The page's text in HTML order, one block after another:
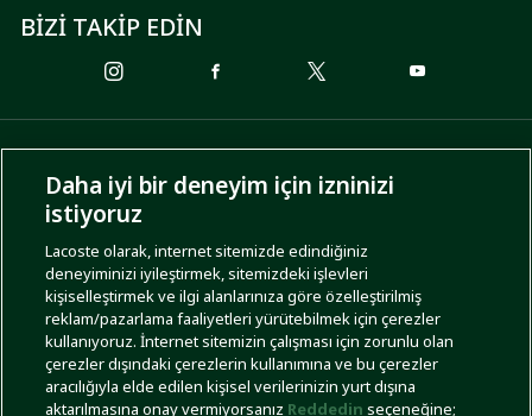
BİZİ TAKİP EDİN
ÖDEME SEÇENEKLERİ
KARGO SEÇENEKLERİ
Daha iyi bir deneyim için izninizi
istiyoruz
Lacoste olarak, internet sitemizde edindiğiniz
deneyiminizi iyileştirmek, sitemizdeki işlevleri
kişiselleştirmek ve ilgi alanlarınıza göre özelleştirilmiş
reklam/pazarlama faaliyetleri yürütebilmek için çerezler
kullanıyoruz. İnternet sitemizin çalışması için zorunlu olan
çerezler dışındaki çerezlerin kullanımına ve bu çerezler
aracılığıyla elde edilen kişisel verilerinizin yurt dışına
aktarılmasına onay vermiyorsanız Reddedin seçeneğine;